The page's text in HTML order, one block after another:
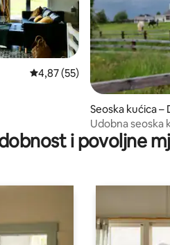
Prosječna ocjena: 4,87/5,
4,87 (55)
Seoska kućica –
Udobna seoska
countryside
i povoljne